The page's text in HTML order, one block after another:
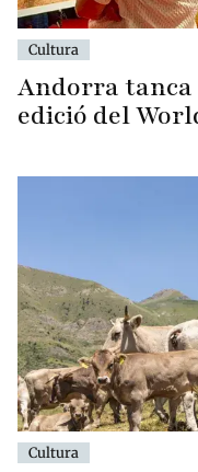
Cultura
Andorra
edició del
Cultura